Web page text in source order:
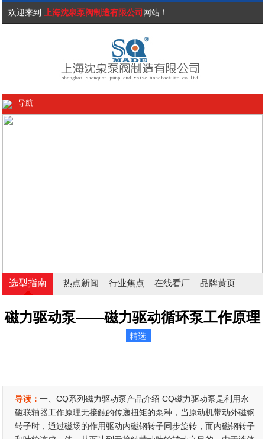
欢迎来到 上海沈泉泵阀制造有限公司 网站！
导航
选型指南 热点新闻 行业焦点 在线看厂 品牌黄页
磁力驱动泵——磁力驱动循环泵工作原理
精选
导读：一、CQ系列磁力驱动泵产品介绍 CQ磁力驱动泵是利用永
磁联轴器工作原理无接触的传递扭矩的泵种，当原动机带动外磁钢
转子时，通过磁场的作用驱动内磁钢转子同步旋转，而内磁钢转子